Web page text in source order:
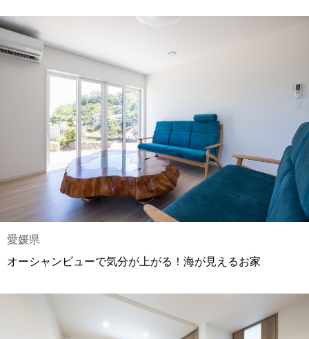
愛媛県
オーシャンビューで気分が上がる！海が見えるお家